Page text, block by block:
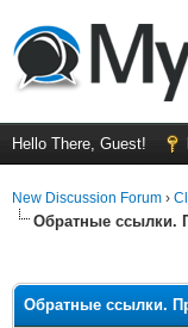
Hello There, Guest!
New Discussion Forum ›
Обратные ссылки.
Обратные ссылки.